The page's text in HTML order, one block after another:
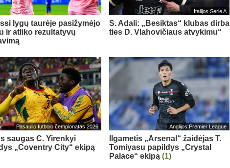
lygų taurėje pasižymėjo
ir atliko rezultatyvų
Italijos Serie A
S. Adali: „Besiktas“ klubas dirba
ties D. Vlahovičiaus atvykimu“
Pasaulio futbolo čempionatas 2026
saugas C. Yirenkyi
„Coventry City“ ekipą
Anglijos Premier League
Ilgametis „Arsenal“ žaidėjas T.
Tomiyasu papildys „Crystal
Palace“ ekipą (1)